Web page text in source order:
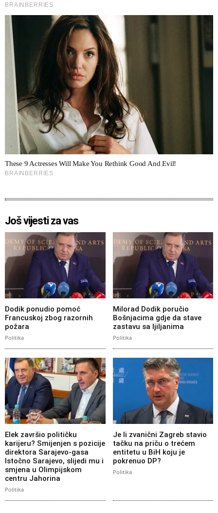
Još vijesti za vas
Dodik ponudio pomoć
Francuskoj zbog razornih
požara
Politika
Milorad Dodik poručio
Bošnjacima gdje da stave
zastavu sa ljiljanima
Politika
Elek završio političku
karijeru? Smijenjen s pozicije
direktora Sarajevo-gasa
Istočno Sarajevo, slijedi mu i
smjena u Olimpijskom
centru Jahorina
Politika
Je li zvanični Zagreb stavio
tačku na priču o trećem
entitetu u BiH koju je
pokrenuo DP?
Politika